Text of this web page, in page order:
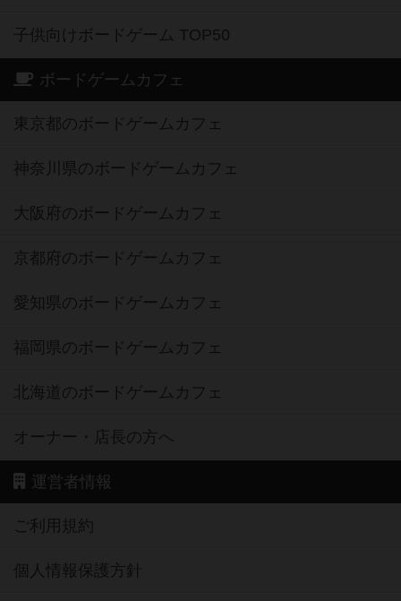
子供向けボードゲーム TOP50
ボードゲームカフェ
東京都のボードゲームカフェ
神奈川県のボードゲームカフェ
大阪府のボードゲームカフェ
京都府のボードゲームカフェ
愛知県のボードゲームカフェ
福岡県のボードゲームカフェ
北海道のボードゲームカフェ
オーナー・店長の方へ
運営者情報
ご利用規約
個人情報保護方針